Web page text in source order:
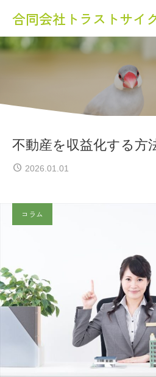
合同会社トラストサイ
不動産を収益化する方
2026.01.01
コラム